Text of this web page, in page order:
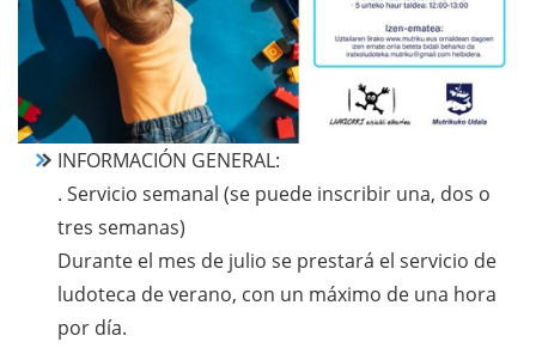
INFORMACIÓN GENERAL:
. Servicio semanal (se puede inscribir una, dos o
tres semanas)
Durante el mes de julio se prestará el servicio de
ludoteca de verano, con un máximo de una hora
por día.